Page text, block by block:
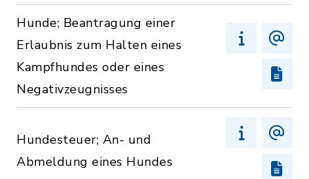
Hunde; Beantragung einer
Erlaubnis zum Halten eines
Kampfhundes oder eines
Negativzeugnisses
Hundesteuer; An- und
Abmeldung eines Hundes